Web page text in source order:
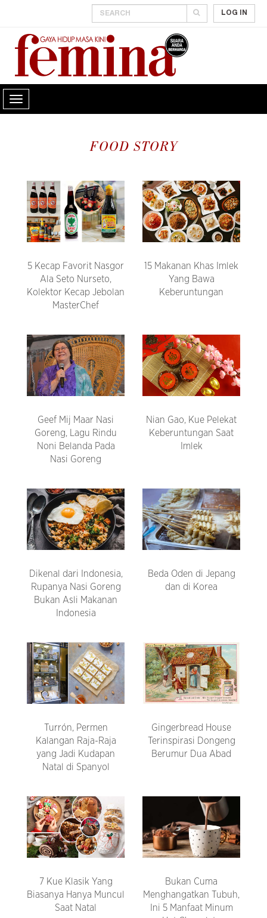
LOG IN
FOOD STORY
5 Kecap Favorit Nasgor
Ala Seto Nurseto,
Kolektor Kecap Jebolan
MasterChef
15 Makanan Khas Imlek
Yang Bawa
Keberuntungan
Geef Mij Maar Nasi
Goreng, Lagu Rindu
Noni Belanda Pada
Nasi Goreng
Nian Gao, Kue Pelekat
Keberuntungan Saat
Imlek
Dikenal dari Indonesia,
Rupanya Nasi Goreng
Bukan Asli Makanan
Indonesia
Beda Oden di Jepang
dan di Korea
Turrón, Permen
Kalangan Raja-Raja
yang Jadi Kudapan
Natal di Spanyol
Gingerbread House
Terinspirasi Dongeng
Berumur Dua Abad
7 Kue Klasik Yang
Biasanya Hanya Muncul
Saat Natal
Bukan Cuma
Menghangatkan Tubuh,
Ini 5 Manfaat Minum